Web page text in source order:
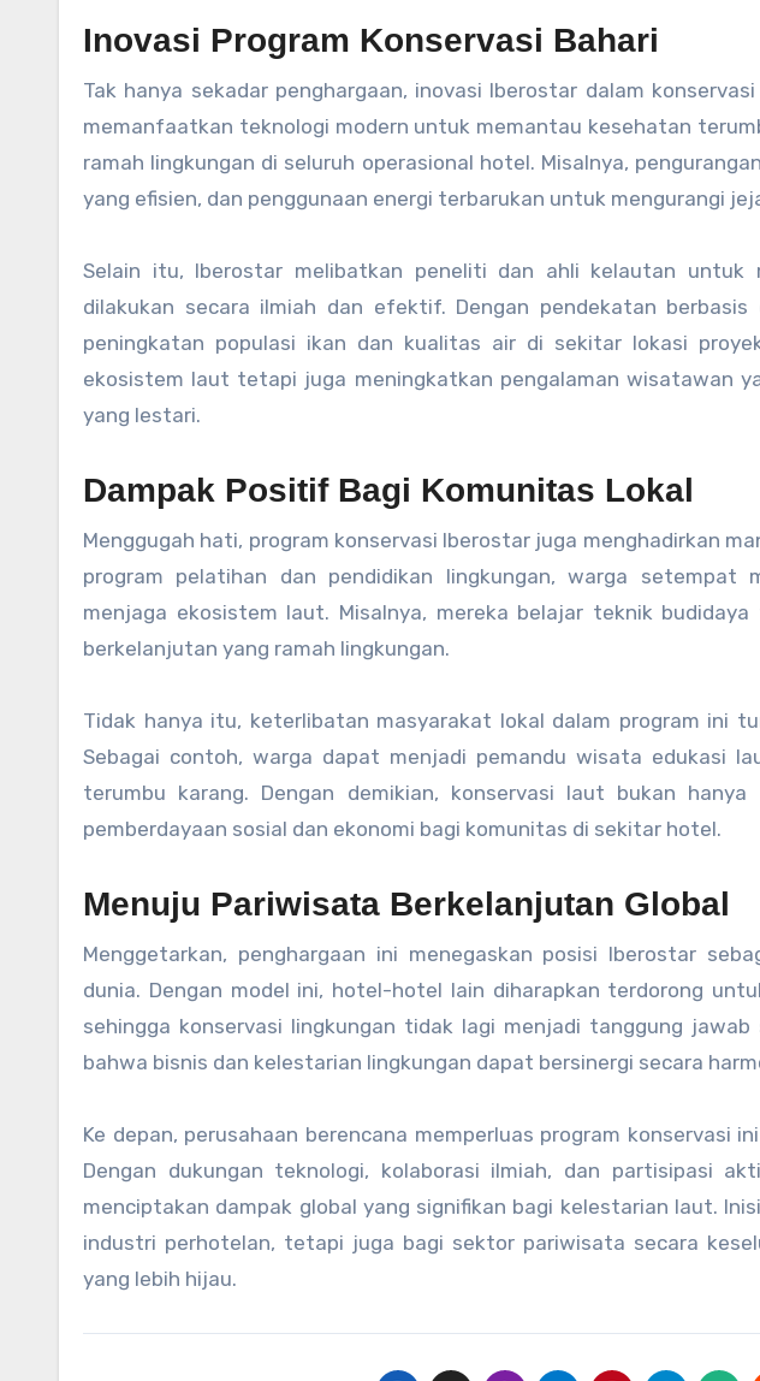
Inovasi Program Konservasi Bahari
Tak hanya sekadar penghargaan, inovasi Iberostar dalam
memanfaatkan teknologi modern untuk memantau kesehatan
ramah lingkungan di seluruh operasional hotel. Misalnya,
yang efisien, dan penggunaan energi terbarukan untuk mengurangi
Selain itu, Iberostar melibatkan peneliti dan ahli kelautan untuk
dilakukan secara ilmiah dan efektif. Dengan pendekatan
peningkatan populasi ikan dan kualitas air di sekitar lokasi
ekosistem laut tetapi juga meningkatkan pengalaman wisatawan
yang lestari.
Dampak Positif Bagi Komunitas Lokal
Menggugah hati, program konservasi Iberostar juga menghadirkan
program pelatihan dan pendidikan lingkungan, warga setempat
menjaga ekosistem laut. Misalnya, mereka belajar teknik
berkelanjutan yang ramah lingkungan.
Tidak hanya itu, keterlibatan masyarakat lokal dalam program ini
Sebagai contoh, warga dapat menjadi pemandu wisata edukasi
terumbu karang. Dengan demikian, konservasi laut bukan
pemberdayaan sosial dan ekonomi bagi komunitas di sekitar hotel.
Menuju Pariwisata Berkelanjutan Global
Menggetarkan, penghargaan ini menegaskan posisi Iberostar
dunia. Dengan model ini, hotel-hotel lain diharapkan terdorong
sehingga konservasi lingkungan tidak lagi menjadi tanggung
bahwa bisnis dan kelestarian lingkungan dapat bersinergi secara
Ke depan, perusahaan berencana memperluas program konservasi
Dengan dukungan teknologi, kolaborasi ilmiah, dan partisipasi
menciptakan dampak global yang signifikan bagi kelestarian laut.
industri perhotelan, tetapi juga bagi sektor pariwisata secara
yang lebih hijau.